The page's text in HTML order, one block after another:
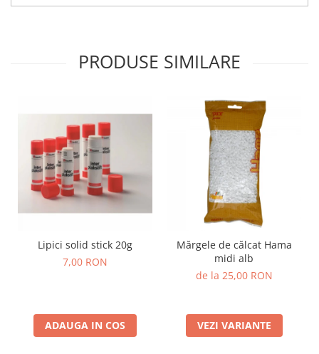
PRODUSE SIMILARE
Lipici solid stick 20g
7,00 RON
ADAUGA IN COS
Mărgele de călcat Hama
midi alb
de la 25,00 RON
VEZI VARIANTE